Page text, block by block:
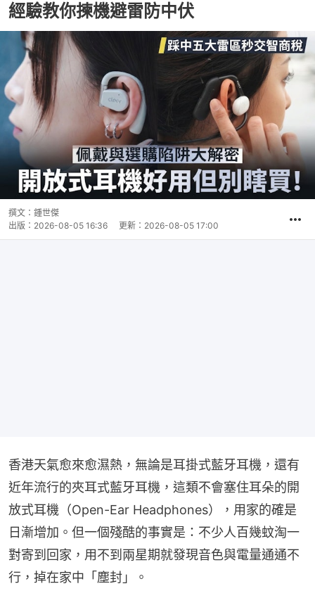
經驗教你揀機避雷防中伏
撰文： 鍾世傑
出版： 2026-08-05 16:36 更新： 2026-08-05 17:00
香港天氣愈來愈濕熱，無論是耳掛式藍牙耳機，還有
近年流行的夾耳式藍牙耳機，這類不會塞住耳朵的開
放式耳機（Open-Ear Headphones），用家的確是
日漸增加。但一個殘酷的事實是：不少人百幾蚊淘一
對寄到回家，用不到兩星期就發現音色與電量通通不
行，掉在家中「塵封」。